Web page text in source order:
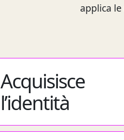
applica
Acquisisce
l’identità